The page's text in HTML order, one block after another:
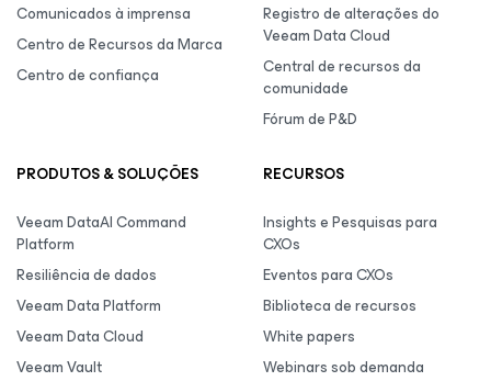
Comunicados à imprensa
Centro de Recursos da Marca
Centro de confiança
Registro de alterações do
Veeam Data Cloud
Central de recursos da
comunidade
Fórum de P&D
PRODUTOS & SOLUÇÕES
Veeam DataAI Command
Platform
Resiliência de dados
Veeam Data Platform
Veeam Data Cloud
Veeam Vault
RECURSOS
Insights e Pesquisas para
CXOs
Eventos para CXOs
Biblioteca de recursos
White papers
Webinars sob demanda